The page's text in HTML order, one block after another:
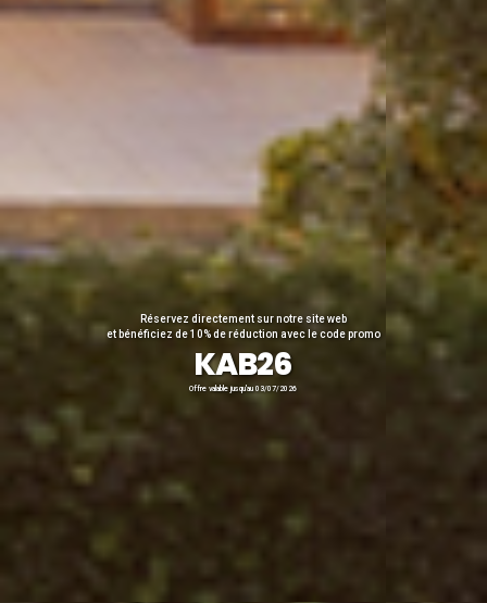
Réservez directement sur notre site web
et bénéficiez de 10% de réduction avec le code promo
KAB26
Offre valable jusqu'au 03/07/2026